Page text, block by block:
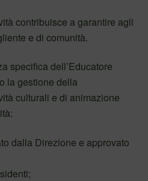
contribuisce a garantire agli
e di comunità.
specifica dell’Educatore
la gestione della
culturali e di animazione
dalla Direzione e approvato